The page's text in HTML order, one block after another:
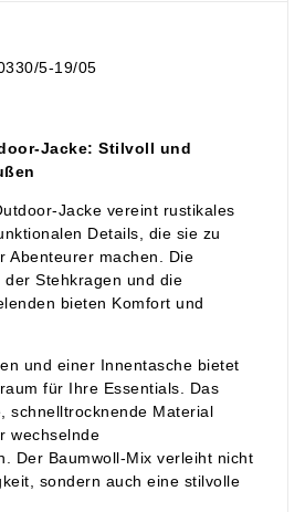
5-19/05
Jacke: Stilvoll und
Jacke vereint rustikales
Details, die sie zu
Abenteurer machen. Die
der Stehkragen und die
bieten Komfort und
und einer Innentasche bietet
für Ihre Essentials. Das
schnelltrocknende Material
wechselnde
Der Baumwoll-Mix verleiht nicht
sondern auch eine stilvolle